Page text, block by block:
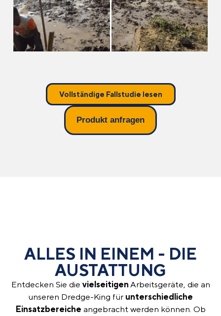
Vollständige Fallstudie lesen
Produkt anfragen
ALLES IN EINEM - DIE
AUSTATTUNG
Entdecken Sie die vielseitigen Arbeitsgeräte, die an
unseren Dredge-King für unterschiedliche
Einsatzbereiche angebracht werden können. Ob